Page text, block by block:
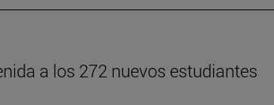
a los 272 nuevos estudiantes